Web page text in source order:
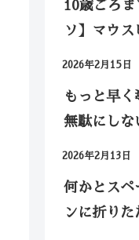
10歳ごろ
ソ】マウ
2026年2月15日
もっと早
無駄にしな
2026年2月13日
何かとスペ
ンに折りた